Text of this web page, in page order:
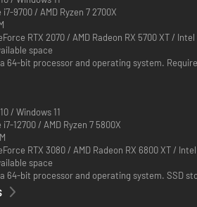
dominer fjenderne med dynamiske
Timekeeper, som er en nådesløs diktator,
det høje. Nu truer en katastrofe med at
true hans perfekte orden ved at slippe kaos
9700 / AMD Ryzen 7 2700X
RTX 2070 / AMD Radeon RX 5700 XT /
space
/ Windows 11
12700 / AMD Ryzen 7 5800X
RTX 3080 / AMD Radeon RX 6800 XT /
space
64-bit processor and operating system. SSD